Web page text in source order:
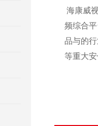
海康威
频综合
品与的
等重大